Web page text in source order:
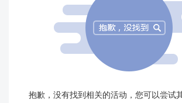
抱歉，没有找到相关的活动，您可以尝试